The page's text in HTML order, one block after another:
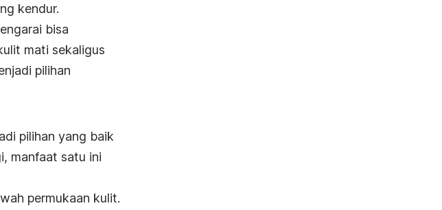
kendur.
bisa
mati sekaligus
pilihan
pilihan yang baik
manfaat satu ini
permukaan kulit.